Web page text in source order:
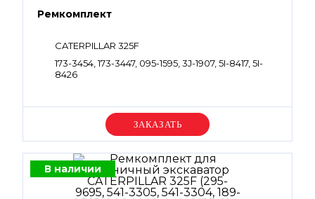
Ремкомплект
CATERPILLAR 325F
173-3454, 173-3447, 095-1595, 3J-1907, 5I-8417, 5I-
8426
Уточняйте цену
В наличии